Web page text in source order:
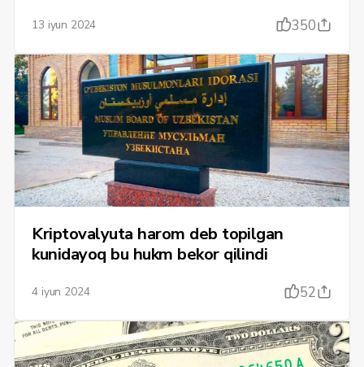
13 iyun 2024 350
Kriptovalyuta harom deb topilgan
kunidayoq bu hukm bekor qilindi
4 iyun 2024 52